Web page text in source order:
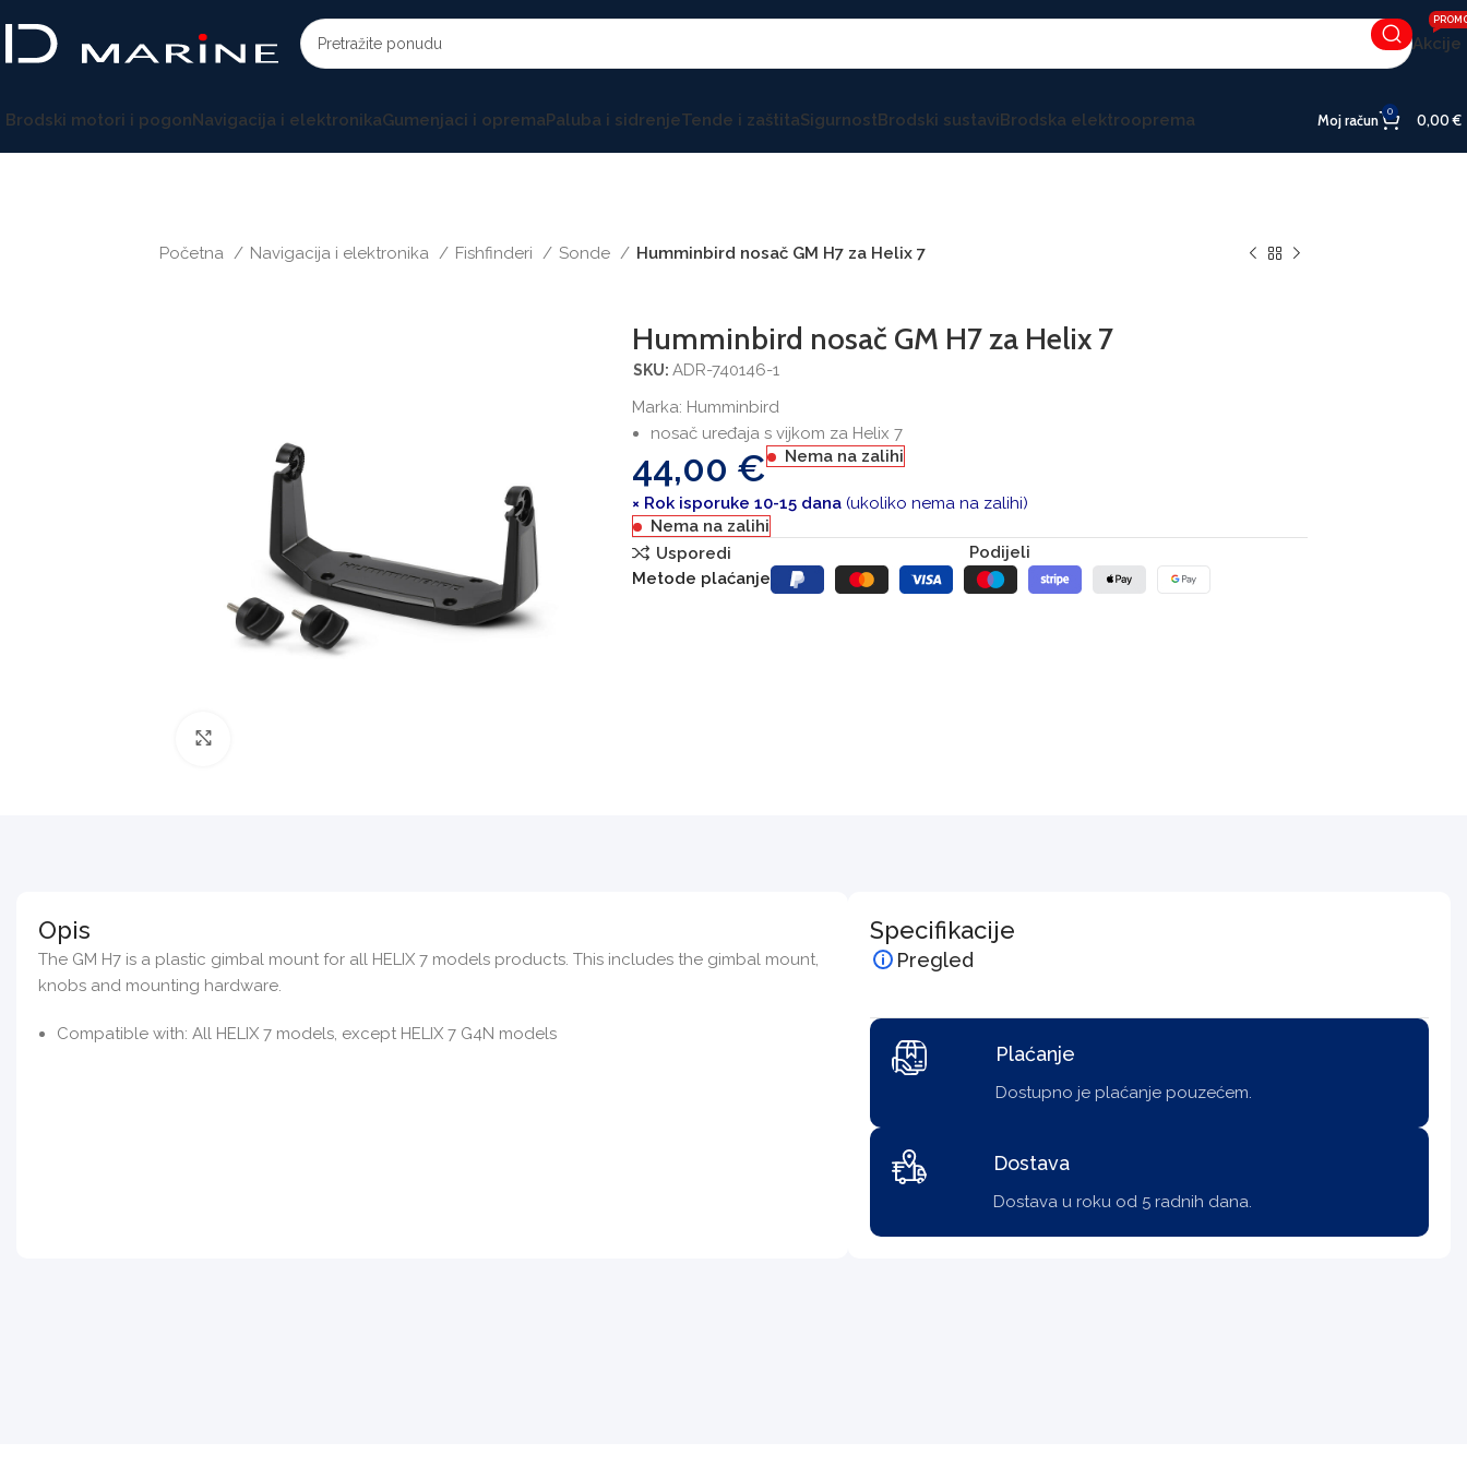
Akcije
Brodski motori i pogonNavigacija i elektronikaGumenjaci i opremaPaluba i sidrenjeTende i zaštitaSigurnostBrodski sustaviBrodska elektrooprema Moj račun 0 0,00€
Početna Navigacija i elektronika Fishfinderi Sonde Humminbird nosač GM H7 za Helix 7
Humminbird nosač GM H7 za Helix 7
SKU:ADR-740146-1
Marka: Humminbird
nosač uređaja s vijkom za Helix 7
44,00 € Nema na zalihi
× Rok isporuke 10-15 dana (ukoliko nema na zalihi)
Nema na zalihi
Usporedi
Podijeli
Metode plaćanje
Opis
The GM H7 is a plastic gimbal mount for all HELIX 7 models products. This includes the gimbal mount,
knobs and mounting hardware.
Compatible with: All HELIX 7 models, except HELIX 7 G4N models
Specifikacije
Pregled
Plaćanje
Dostupno je plaćanje pouzećem.
Dostava
Dostava u roku od 5 radnih dana.